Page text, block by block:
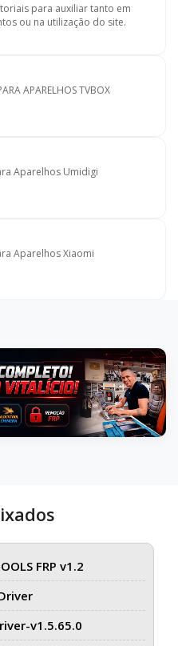
para auxiliar tanto em
ou na utilização do site.
APARELHOS TVBOX
Aparelhos Umidigi
Aparelhos Xiaomi
FRP v1.2
v1.5.65.0